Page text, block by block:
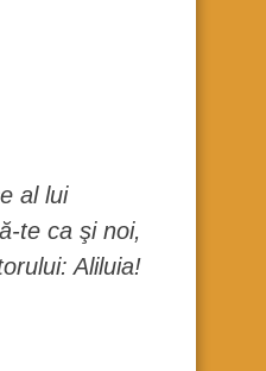
al lui
te ca şi noi,
Aliluia!